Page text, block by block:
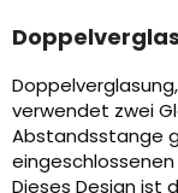
verwendet zwei
Abstandsstange
Dieses Design ist